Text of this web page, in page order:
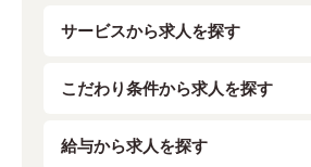
サービスから求人を探す
こだわり条件から求人を探す
給与から求人を探す